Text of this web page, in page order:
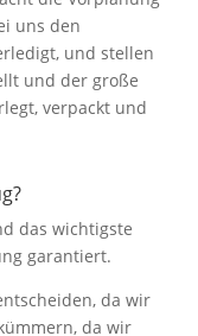
uns den
und stellen
und der große
verpackt und
das wichtigste
garantiert.
da wir
da wir